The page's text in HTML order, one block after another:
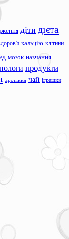
діти дієта
кальцію клітини
мозок навчання
пологи продукти
хропіння чай іграшки